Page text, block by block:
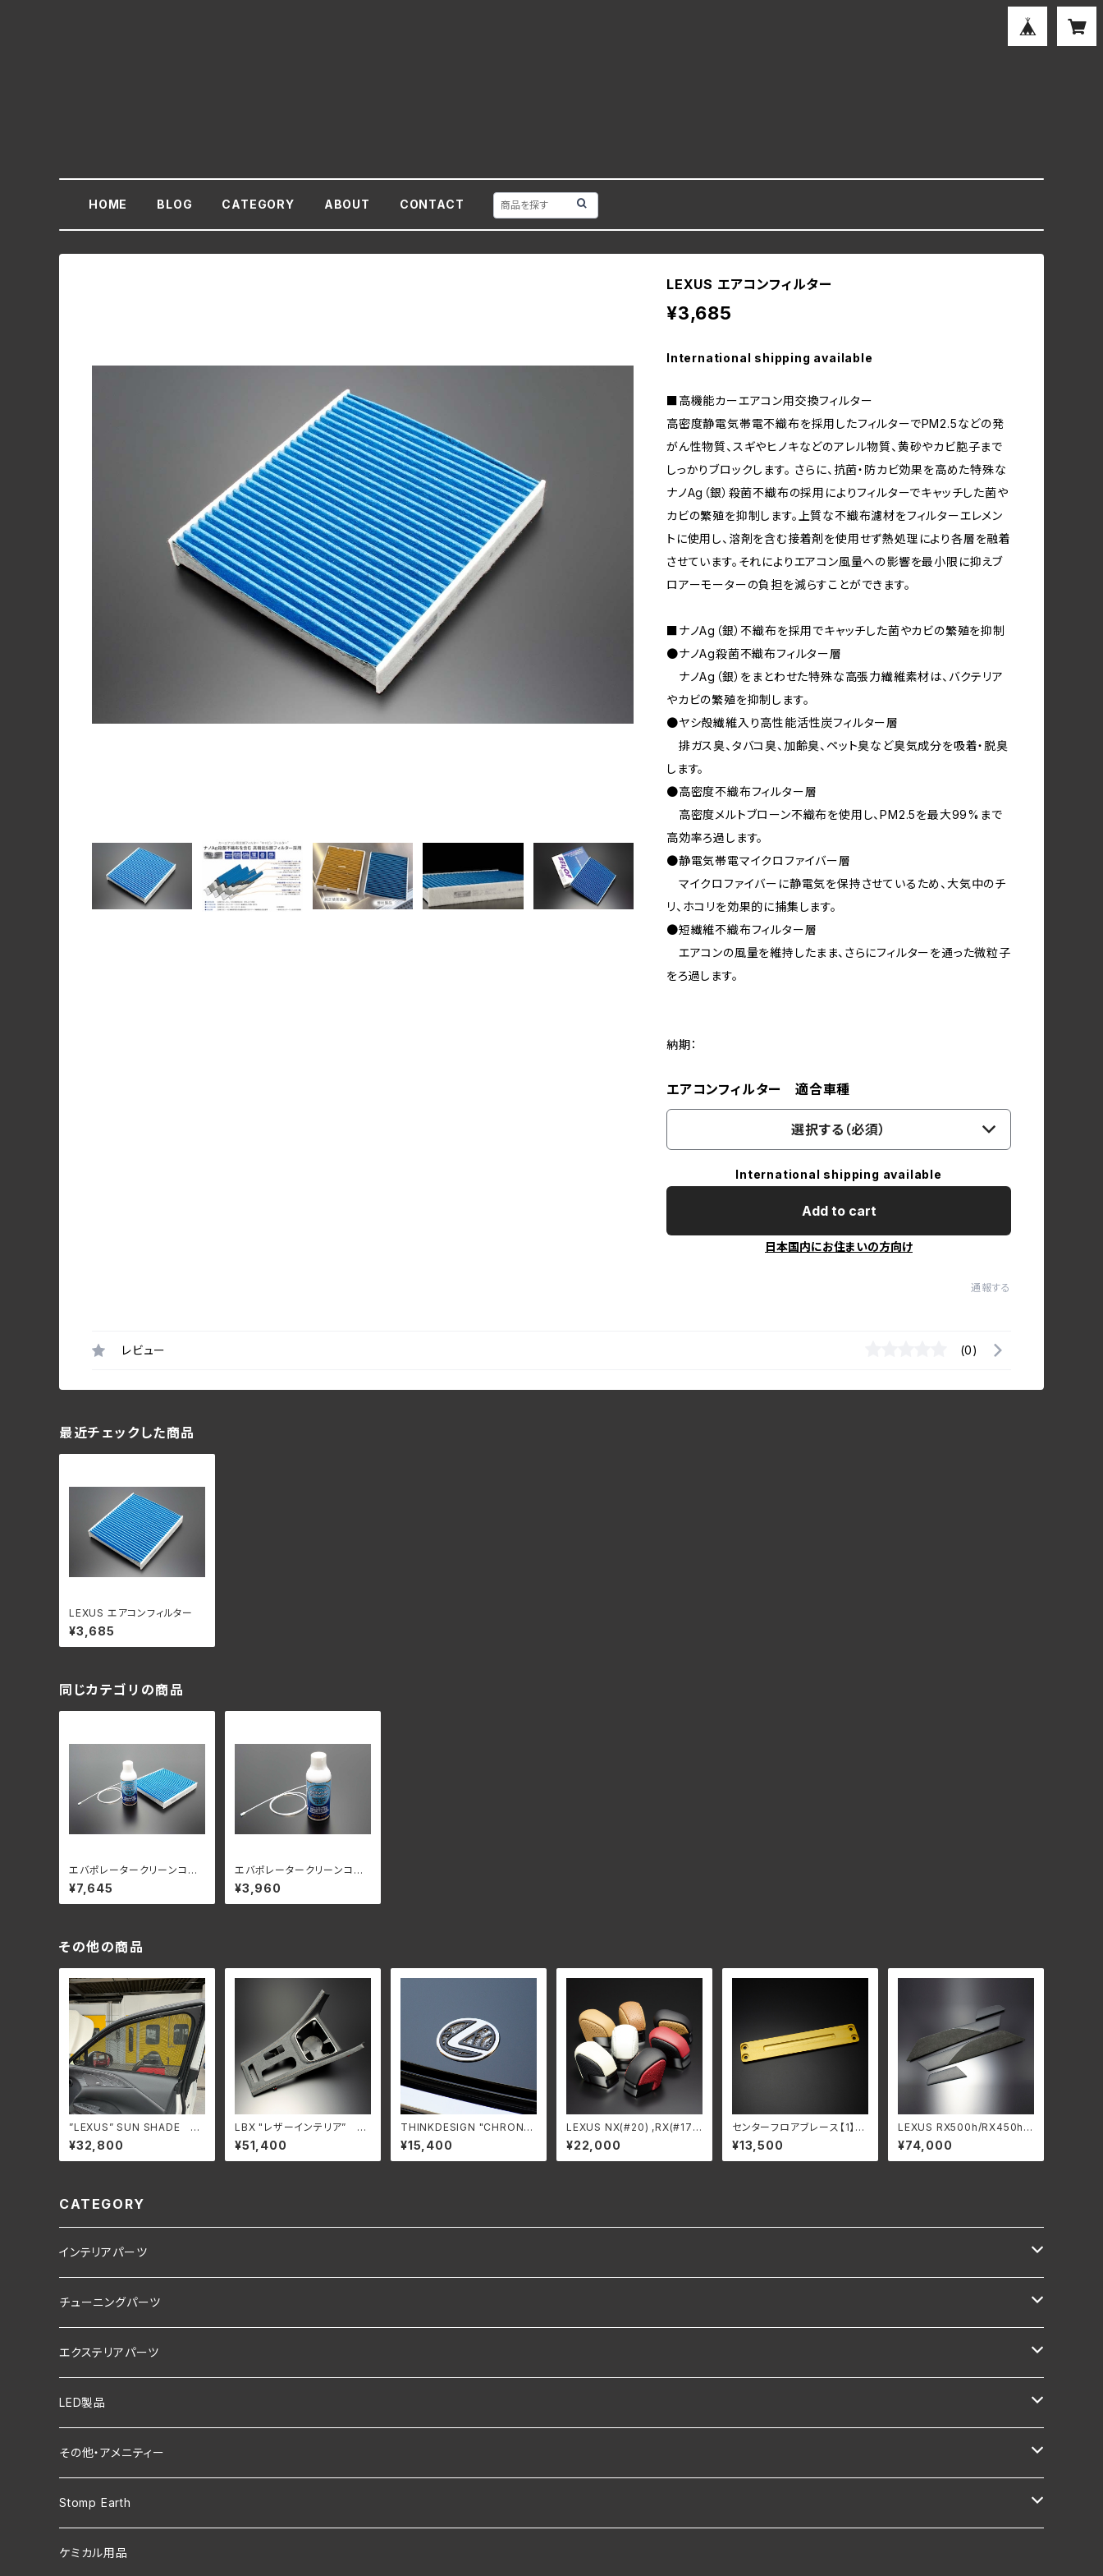
HOME BLOG CATEGORY ABOUT CONTACT
LEXUS エアコンフィルター
¥3,685
International shipping available
■高機能カーエアコン用交換フィルター
高密度静電気帯電不織布を採用したフィルターでPM2.5などの発
がん性物質、スギやヒノキなどのアレル物質、黄砂やカビ胞子まで
しっかりブロックします。 さらに、抗菌・防カビ効果を高めた特殊な
ナノAg（銀）殺菌不織布の採用によりフィルターでキャッチした菌や
カビの繁殖を抑制します。上質な不織布濾材をフィルターエレメン
トに使用し、溶剤を含む接着剤を使用せず熱処理により各層を融着
させています。それによりエアコン風量への影響を最小限に抑えブ
ロアーモーターの負担を減らすことができます。
■ナノAg（銀）不織布を採用でキャッチした菌やカビの繁殖を抑制
●ナノAg殺菌不織布フィルター層
ナノAg（銀）をまとわせた特殊な高張力繊維素材は、バクテリア
やカビの繁殖を抑制します。
●ヤシ殻繊維入り高性能活性炭フィルター層
排ガス臭、タバコ臭、加齢臭、ペット臭など臭気成分を吸着・脱臭
します。
●高密度不織布フィルター層
高密度メルトブローン不織布を使用し、PM2.5を最大99%まで
高効率ろ過します。
●静電気帯電マイクロファイバー層
マイクロファイバーに静電気を保持させているため、大気中のチ
リ、ホコリを効果的に捕集します。
●短繊維不織布フィルター層
エアコンの風量を維持したまま、さらにフィルターを通った微粒子
をろ過します。
納期：
エアコンフィルター 適合車種
選択する（必須）
International shipping available
Add to cart
日本国内にお住まいの方向け
通報する
レビュー (0)
最近チェックした商品
LEXUS エアコンフィルター
¥3,685
同じカテゴリの商品
エバポレータークリーンコー
ト+LEXUS エアコンフィルタ
ー セット
¥7,645
エバポレータークリーンコー
ト
¥3,960
その他の商品
”LEXUS” SUN SHADE LE
XUS RX500h,RX450h+,R
X350h (TALH17,AALH16,T
ALA10,TALA15)
¥32,800
LBX "レザーインテリア” セ
ンターコンソールパネル
¥51,400
THINKDESIGN "CHRONO
FORCE" for LEXUS LBX
¥15,400
LEXUS NX(#20) ,RX(#17),
LBX, UX ”レザーインテリ
ア” シフトノブ
¥22,000
センターフロアブレース【1】
(前方・中央用) UX200/UX2
50h用
¥13,500
LEXUS RX500h/RX450h
+/RX350h/RX350 ”レザ
ーインテリア” センターコン
ソールサイド【左右：4pcs】
¥74,000
CATEGORY
インテリアパーツ
LEXUS NX250/350/350h/450h+
LEXUS NX200t/300/300h (10系)
LEXUS CT200h
LEXUS RX200t/300/450h (20系)
LEXUS UX200/250h
LEXUS RX500h/RX450h+/RX350
チューニングパーツ
LEXUS NX250/350/350h/450h+
LEXUS IS200t/250/300/350/300h
LEXUS UX200/250h
LEXUS RC200t/350/300h
LEXUS RC F(USC10)
エクステリアパーツ
LEXUS LBX
LED製品
LEXUS NX250/350/350h/450h+
LEXUS UX200/250h
LEXUS RX500h/RX450h+/RX350
その他・アメニティー
エンブレム・カッティングステッカー
NOCO
Stomp Earth
GOAL ZERO用
ケミカル用品